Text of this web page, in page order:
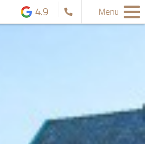
4.9 Menu